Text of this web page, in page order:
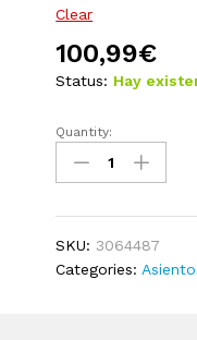
Clear
100,99€
Status: Hay
Sillas
jardín
uds
y
Quantity:
SKU:3064487
Categories: